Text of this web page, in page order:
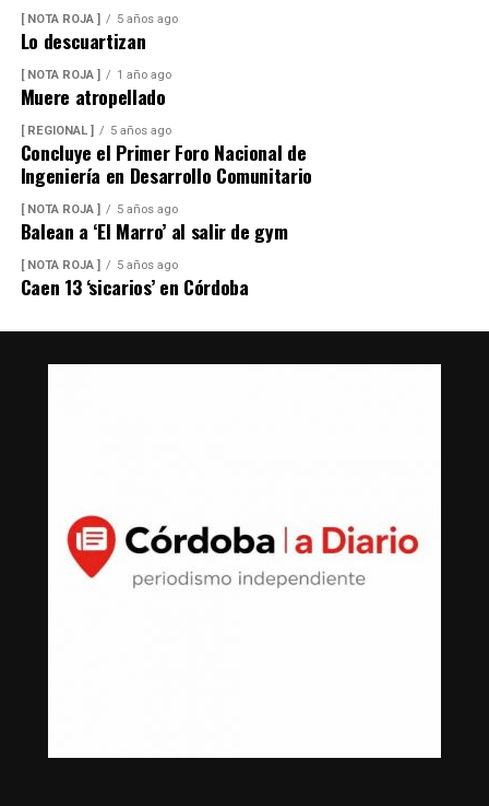
[ NOTA ROJA ] 5 años ago
Lo descuartizan
[ NOTA ROJA ] 1 año ago
Muere atropellado
[ REGIONAL ] 5 años ago
Concluye el Primer Foro Nacional de
Ingeniería en Desarrollo Comunitario
[ NOTA ROJA ] 5 años ago
Balean a ‘El Marro’ al salir de gym
[ NOTA ROJA ] 5 años ago
Caen 13 ‘sicarios’ en Córdoba